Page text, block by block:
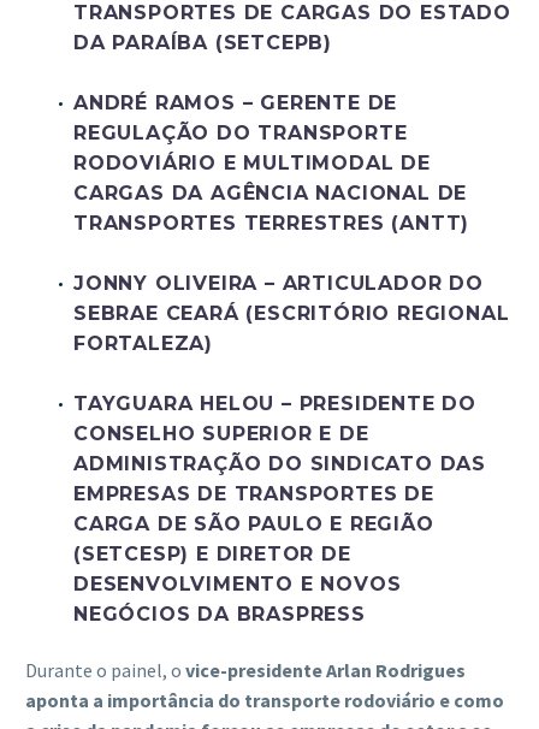
TRANSPORTES DE CARGAS DO ESTADO
DA PARAÍBA (SETCEPB)
ANDRÉ RAMOS – GERENTE DE
REGULAÇÃO DO TRANSPORTE
RODOVIÁRIO E MULTIMODAL DE
CARGAS DA AGÊNCIA NACIONAL DE
TRANSPORTES TERRESTRES (ANTT)
JONNY OLIVEIRA – ARTICULADOR DO
SEBRAE CEARÁ (ESCRITÓRIO REGIONAL
FORTALEZA)
TAYGUARA HELOU – PRESIDENTE DO
CONSELHO SUPERIOR E DE
ADMINISTRAÇÃO DO SINDICATO DAS
EMPRESAS DE TRANSPORTES DE
CARGA DE SÃO PAULO E REGIÃO
(SETCESP) E DIRETOR DE
DESENVOLVIMENTO E NOVOS
NEGÓCIOS DA BRASPRESS
Durante o painel, o vice-presidente Arlan Rodrigues
aponta a importância do transporte rodoviário e como